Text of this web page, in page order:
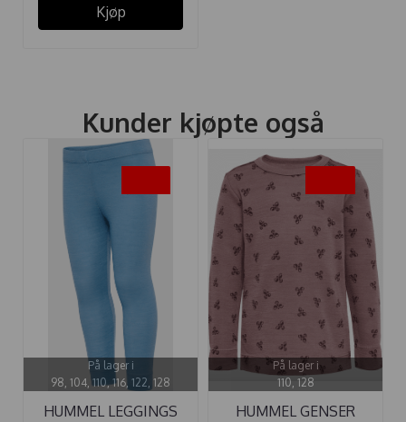
Kjøp
Kunder kjøpte også
På lager i
98, 104, 110, 116, 122, 128
HUMMEL LEGGINGS
På lager i
110, 128
HUMMEL GENSER